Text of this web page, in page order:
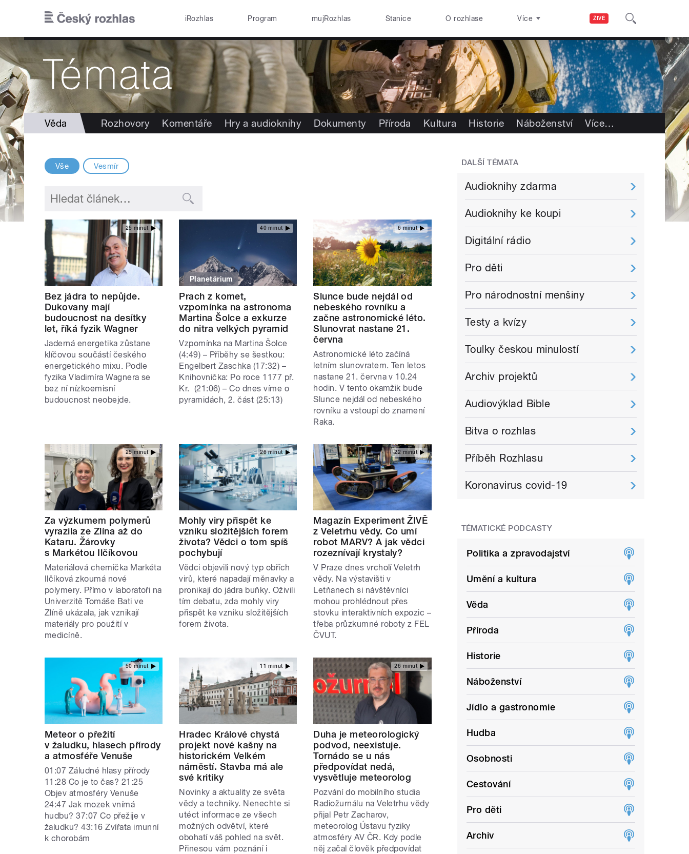
ŽIVĚ
iRozhlas Program mujRozhlas Stanice O rozhlase Více
Věda Rozhovory Komentáře Hry a audioknihy Dokumenty Příroda Kultura Historie Náboženství Více…
Vše Vesmír
25 minut
Bez jádra to nepůjde.
Dukovany mají
budoucnost na desítky
let, říká fyzik Wagner
Jaderná energetika zůstane
klíčovou součástí českého
energetického mixu. Podle
fyzika Vladimíra Wagnera se
bez ní nízkoemisní
budoucnost neobejde.
40 minut
Planetárium
Prach z komet,
vzpomínka na astronoma
Martina Šolce a exkurze
do nitra velkých pyramid
Vzpomínka na Martina Šolce
(4:49) – Příběhy se šestkou:
Engelbert Zaschka (17:32) –
Knihovnička: Po roce 1177 př.
Kr. (21:06) – Co dnes víme o
pyramidách, 2. část (25:13)
6 minut
Slunce bude nejdál od
nebeského rovníku a
začne astronomické léto.
Slunovrat nastane 21.
června
Astronomické léto začíná
letním slunovratem. Ten letos
nastane 21. června v 10.24
hodin. V tento okamžik bude
Slunce nejdál od nebeského
rovníku a vstoupí do znamení
Raka.
25 minut
Za výzkumem polymerů
vyrazila ze Zlína až do
Kataru. Žárovky
s Markétou Ilčíkovou
Materiálová chemička Markéta
Ilčíková zkoumá nové
polymery. Přímo v laboratoři na
Univerzitě Tomáše Bati ve
Zlíně ukázala, jak vznikají
materiály pro použití v
medicíně.
26 minut
Mohly viry přispět ke
vzniku složitějších forem
života? Vědci o tom spíš
pochybují
Vědci objevili nový typ obřích
virů, které napadají měnavky a
pronikají do jádra buňky. Oživili
tím debatu, zda mohly viry
přispět ke vzniku složitějších
forem života.
22 minut
Magazín Experiment ŽIVĚ
z Veletrhu vědy. Co umí
robot MARV? A jak vědci
rozeznívají krystaly?
V Praze dnes vrcholí Veletrh
vědy. Na výstavišti v
Letňanech si návštěvníci
mohou prohlédnout přes
stovku interaktivních expozic –
třeba průzkumné roboty z FEL
ČVUT.
50 minut
Meteor o přežití
v žaludku, hlasech přírody
a atmosféře Venuše
01:07 Záludné hlasy přírody
11:28 Co je to čas? 21:25
Objev atmosféry Venuše
24:47 Jak mozek vnímá
hudbu? 37:07 Co přežije v
žaludku? 43:16 Zvířata imunní
k chorobám
11 minut
Hradec Králové chystá
projekt nové kašny na
historickém Velkém
náměstí. Stavba má ale
své kritiky
Novinky a aktuality ze světa
vědy a techniky. Nenechte si
utéct informace ze všech
možných odvětví, které
obohatí váš pohled na svět.
Přinesou vám poznání i
26 minut
Duha je meteorologický
podvod, neexistuje.
Tornádo se u nás
předpovídat nedá,
vysvětluje meteorolog
Pozvání do mobilního studia
Radiožurnálu na Veletrhu vědy
přijal Petr Zacharov,
meteorolog Ústavu fyziky
atmosféry AV ČR. Kdy podle
něj začal člověk předpovídat
DALŠÍ TÉMATA
Audioknihy zdarma
Audioknihy ke koupi
Digitální rádio
Pro děti
Pro národnostní menšiny
Testy a kvízy
Toulky českou minulostí
Archiv projektů
Audiovýklad Bible
Bitva o rozhlas
Příběh Rozhlasu
Koronavirus covid-19
TÉMATICKÉ PODCASTY
Politika a zpravodajství
Umění a kultura
Věda
Příroda
Historie
Náboženství
Jídlo a gastronomie
Hudba
Osobnosti
Cestování
Pro děti
Archiv